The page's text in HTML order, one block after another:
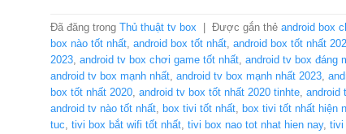
Đã đăng trong Thủ thuật tv box Được gắn thẻ android box
box nào tốt nhất, android box tốt nhất, android box tốt nhất
2023, android tv box chơi game tốt nhất, android tv box đáng
android tv box mạnh nhất, android tv box mạnh nhất 2023,
box tốt nhất 2020, android tv box tốt nhất 2020 tinhte, android
android tv nào tốt nhất, box tivi tốt nhất, box tivi tốt nhất hiện
tuc, tivi box bắt wifi tốt nhất, tivi box nao tot nhat hien nay, tivi